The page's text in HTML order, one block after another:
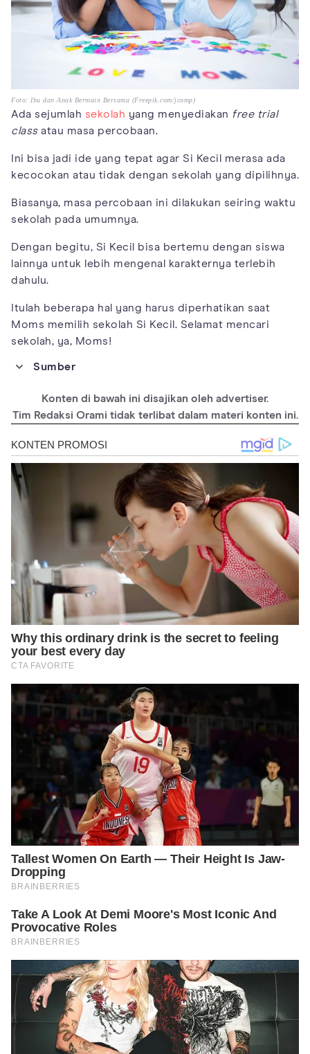
Foto: Ibu dan Anak Bermain Bersama (Freepik.com/jcomp)
Ada sejumlah sekolah yang menyediakan free trial
classatau masa percobaan.
Ini bisa jadi ide yang tepat agar Si Kecil merasa ada
kecocokan atau tidak dengan sekolah yang dipilihnya.
Biasanya, masa percobaan ini dilakukan seiring waktu
sekolah pada umumnya.
Dengan begitu, Si Kecil bisa bertemu dengan siswa
lainnya untuk lebih mengenal karakternya terlebih
dahulu.
Itulah beberapa hal yang harus diperhatikan saat
Moms memilih sekolah Si Kecil. Selamat mencari
sekolah, ya, Moms!
Sumber
https://www.publicschoolreview.com/blog/10-tips-for-
choosing-the-best-school-for-your-child
advice
Konten di bawah ini disajikan oleh advertiser.
Tim Redaksi Orami tidak terlibat dalam materi konten ini.